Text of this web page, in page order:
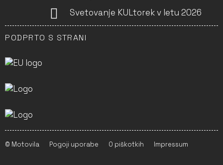
Svetovanje KULtorek v letu 2026
PODPRTO S STRANI
© Motovila Pogoji uporabe O piškotkih Impressum